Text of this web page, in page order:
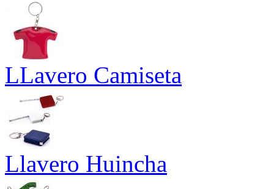
LLavero Camiseta
Llavero Huincha